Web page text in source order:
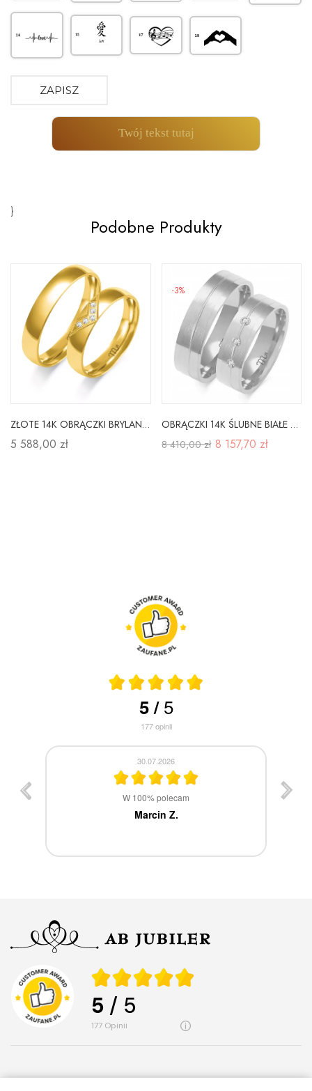
ZAPISZ
Twój tekst tutaj
}
Podobne Produkty
ZŁOTE 14K OBRĄCZKI BRYLANT CYRKONIA SOCZEWKA
5 588,00 zł
-3%
OBRĄCZKI 14K ŚLUBNE BIAŁE ZŁOTO 6 mm BRYLANT A-228
8 410,00 zł 8 157,70 zł
5/5
177opinii
30.07.2026
W 100% polecam
Marcin Z.
5 / 5
177 opinii